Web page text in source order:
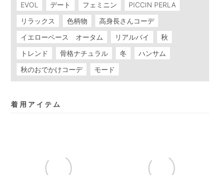
EVOL
デート フェミニン
PICCIN PERLA
リラックス
色柄物
高身長さんコーデ
イエローベース オータム
リアルバイ
秋
トレンド
骨格ナチュラル 冬
ハンサム
秋のおでかけコーデ
モード
着用アイテム